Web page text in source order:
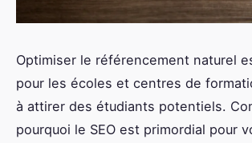
Optimiser le référencement naturel
pour les écoles et centres de
à attirer des étudiants potentiels.
pourquoi le SEO est primordial pour